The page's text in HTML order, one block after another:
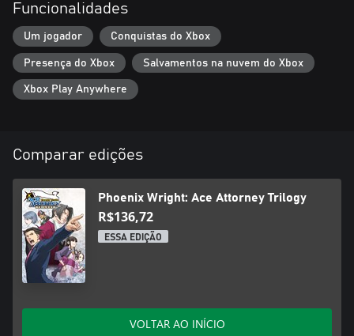
Unity.
Funcionalidades
Um jogador Conquistas do Xbox
Presença do Xbox Salvamentos na nuvem do Xbox
Xbox Play Anywhere
Comparar edições
Phoenix Wright: Ace Attorney Trilogy
R$136,72
ESSA EDIÇÃO
VOLTAR AO INÍCIO